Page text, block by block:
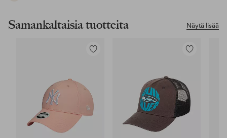
Näytä lisää
Samankaltaisia tuotteita
Lisää
Lisää